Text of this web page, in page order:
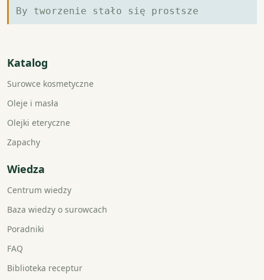
By tworzenie stało się prostsze
Katalog
Surowce kosmetyczne
Oleje i masła
Olejki eteryczne
Zapachy
Wiedza
Centrum wiedzy
Baza wiedzy o surowcach
Poradniki
FAQ
Biblioteka receptur